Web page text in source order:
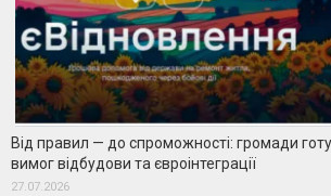
Від правил — до спроможності: громади
вимог відбудови та євроінтеграції
27.07.2026